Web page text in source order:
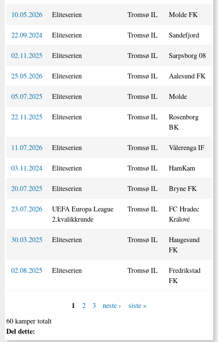
10.05.2026 Eliteserien Tromsø IL Molde FK
22.09.2024 Eliteserien Tromsø IL Sandefjord
02.11.2025 Eliteserien Tromsø IL Sarpsborg 08
25.05.2026 Eliteserien Tromsø IL Aalesund FK
05.07.2025 Eliteserien Tromsø IL Molde
22.11.2025 Eliteserien Tromsø IL
Rosenborg
BK
11.07.2026 Eliteserien Tromsø IL Vålerenga IF
03.11.2024 Eliteserien Tromsø IL HamKam
20.07.2025 Eliteserien Tromsø IL Bryne FK
23.07.2026
UEFA Europa League
2.kvalikkrunde
Tromsø IL
FC Hradec
Králové
30.03.2025 Eliteserien Tromsø IL
Haugesund
FK
02.08.2025 Eliteserien Tromsø IL
Fredrikstad
FK
1 2 3 neste ›
siste »
60 kamper totalt
Del dette: